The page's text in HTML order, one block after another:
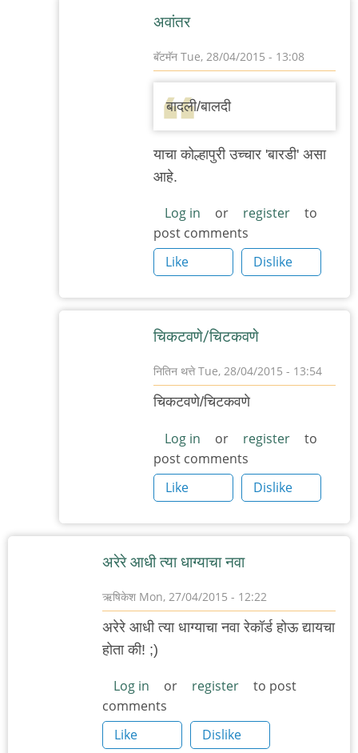
अवांतर
बॅटमॅन Tue, 28/04/2015 - 13:08
reply
to
चालून
दोन्ही
by
ऋषिकेश
बादली/बालदी
याचा कोल्हापुरी उच्चार 'बारडी' असा
आहे.
Log in or register
to
post comments
Like
Dislike
चिकटवणे/चिटकवणे
नितिन थत्तेTue, 28/04/2015 - 13:54
In
दोन्ही
चालून
जावे
-
by
ऋषिकेश
चिकटवणे/चिटकवणे
Log in or register
to
post comments
Like
Dislike
अरेरे आधी त्या धाग्याचा नवा
ऋषिकेश Mon, 27/04/2015 - 12:22
अरेरे आधी त्या धाग्याचा नवा रेकॉर्ड होऊ द्यायचा
होता की! ;)
Log in or register
to post
comments
Like
Dislike